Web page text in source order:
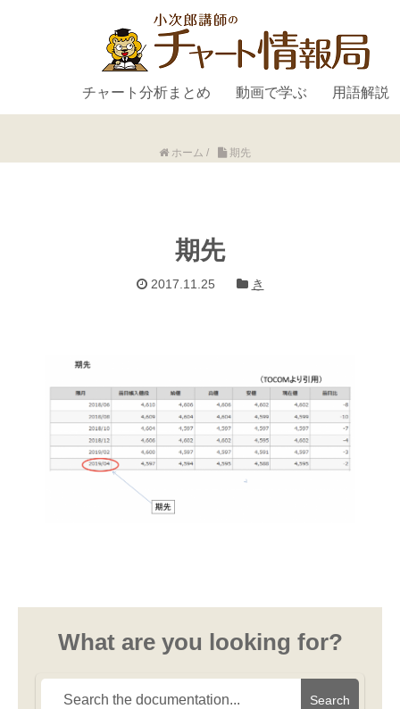
チャート分析まとめ 動画で学ぶ 用語解説
ホーム / 期先
期先
2017.11.25 き
What are you looking for?
Search